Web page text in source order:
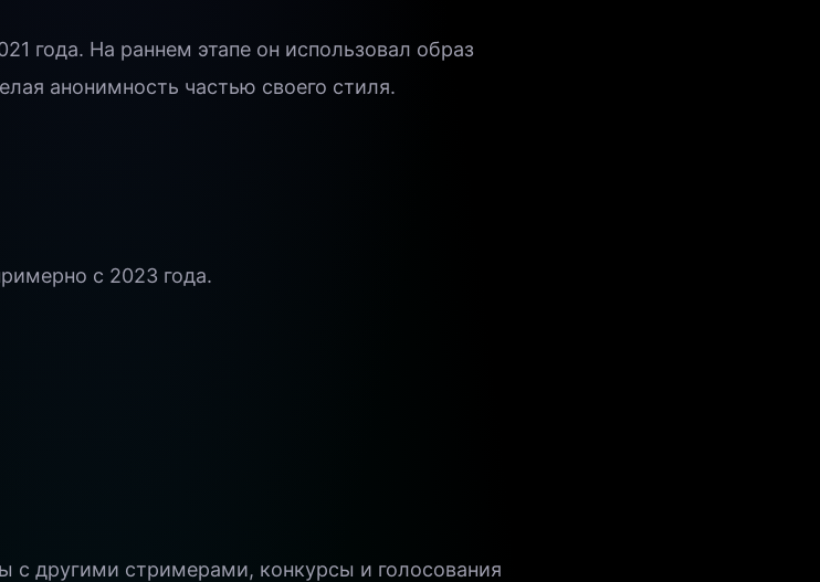
года. На раннем этапе он использовал образ
анонимность частью своего стиля.
с 2023 года.
с другими стримерами, конкурсы и голосования